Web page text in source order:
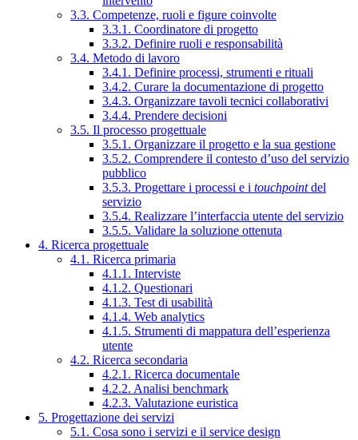
3.3. Competenze, ruoli e figure coinvolte
3.3.1. Coordinatore di progetto
3.3.2. Definire ruoli e responsabilità
3.4. Metodo di lavoro
3.4.1. Definire processi, strumenti e rituali
3.4.2. Curare la documentazione di progetto
3.4.3. Organizzare tavoli tecnici collaborativi
3.4.4. Prendere decisioni
3.5. Il processo progettuale
3.5.1. Organizzare il progetto e la sua gestione
3.5.2. Comprendere il contesto d’uso del servizio
pubblico
3.5.3. Progettare i processi e i touchpointdel
servizio
3.5.4. Realizzare l’interfaccia utente del servizio
3.5.5. Validare la soluzione ottenuta
4. Ricerca progettuale
4.1. Ricerca primaria
4.1.1. Interviste
4.1.2. Questionari
4.1.3. Test di usabilità
4.1.4. Web analytics
4.1.5. Strumenti di mappatura dell’esperienza
utente
4.2. Ricerca secondaria
4.2.1. Ricerca documentale
4.2.2. Analisi benchmark
4.2.3. Valutazione euristica
5. Progettazione dei servizi
5.1. Cosa sono i servizi e il service design